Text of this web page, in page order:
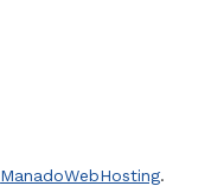
ManadoWebHosting.